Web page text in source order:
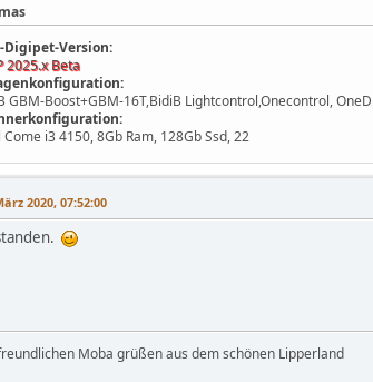
Digipet-Version:
2025.x Beta
GBM-Boost+GBM-16T,BidiB Lightcontrol,Onecontrol,
i3 4150, 8Gb Ram, 128Gb Ssd, 22
2020, 07:52:00
Moba grüßen aus dem schönen Lipperland